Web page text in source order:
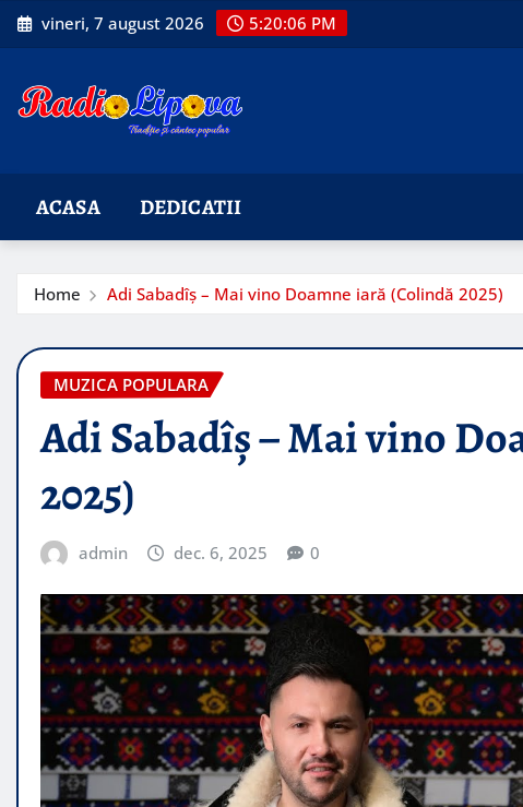
Skip
to
vineri, 7 august 2026 5:20:07 PM
ACASA DEDICATII
Home Adi Sabadîș – Mai vino Doamne iară (Colindă 2025)
MUZICA POPULARA
Adi Sabadîș – Mai vino
2025)
admin dec. 6, 2025 0